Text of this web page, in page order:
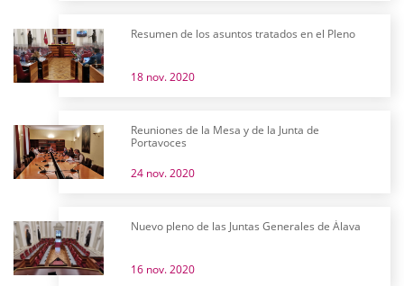
Resumen de los asuntos tratados en el Pleno
18 nov. 2020
Reuniones de la Mesa y de la Junta de
Portavoces
24 nov. 2020
Nuevo pleno de las Juntas Generales de Álava
16 nov. 2020